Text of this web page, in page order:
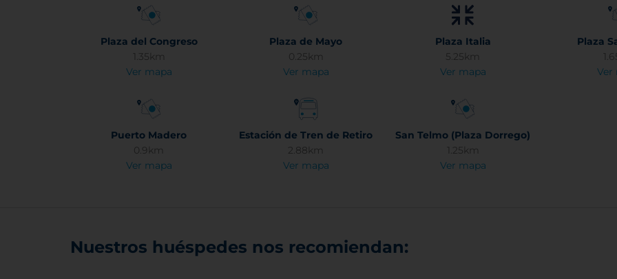
Plaza del Congreso
1.35km
Ver mapa
Plaza de Mayo
0.25km
Ver mapa
Plaza Italia
5.25km
Ver mapa
Plaza
Ver
Puerto Madero
0.9km
Ver mapa
Estación de Tren de Retiro
2.88km
Ver mapa
San Telmo (Plaza Dorrego)
1.25km
Ver mapa
Nuestros huéspedes nos recomiendan: